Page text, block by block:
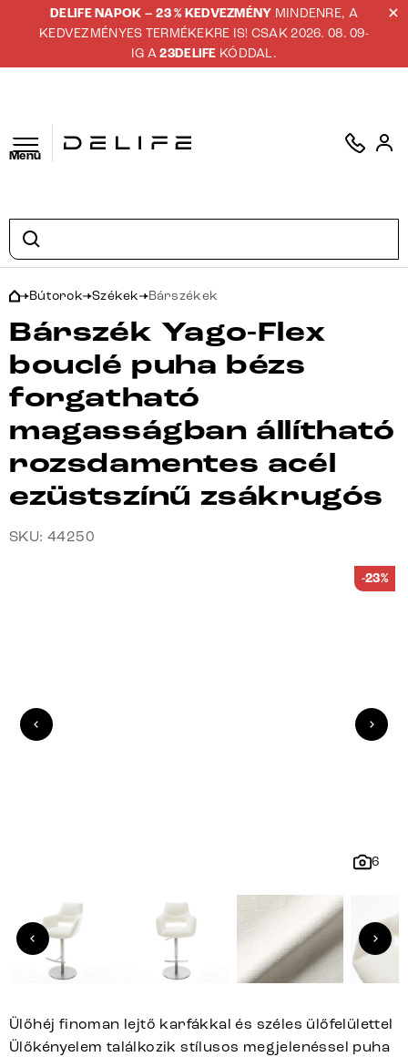
DELIFE NAPOK – 23 % KEDVEZMÉNY MINDENRE, A
KEDVEZMÉNYES TERMÉKEKRE IS! CSAK 2026. 08. 09-
IG A23DELIFE KÓDDAL.
Menü
Bútorok Székek Bárszékek
Bárszék Yago-Flex
bouclé puha bézs
forgatható
magasságban állítható
rozsdamentes acél
ezüstszínű zsákrugós
SKU: 44250
6
-23%
Ülőhéj finoman lejtő karfákkal és széles ülőfelülettel
Ülőkényelem találkozik stílusos megjelenéssel puha